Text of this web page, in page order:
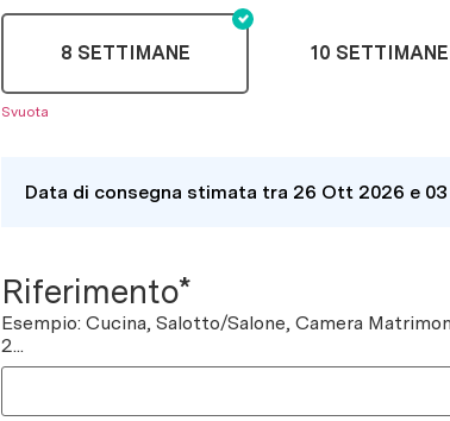
8 SETTIMANE 10 SETTIMANE
Svuota
Data di consegna stimata tra 26 Ott 2026 e
Riferimento*
Esempio: Cucina, Salotto/Salone, Camera
2...